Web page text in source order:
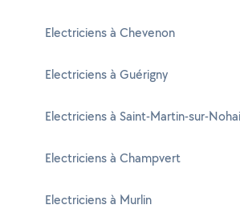
Electriciens à Chevenon
Electriciens à Guérigny
Electriciens à Saint-Martin-sur-
Electriciens à Champvert
Electriciens à Murlin